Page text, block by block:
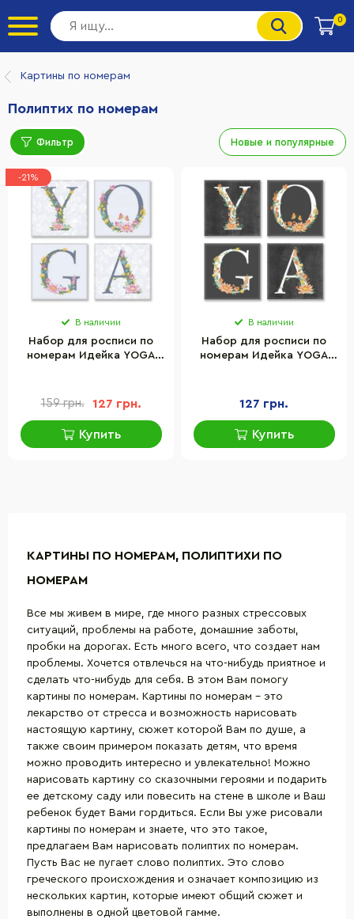
0
Картины по номерам
Полиптих по номерам
Фильтр Новые и популярные
-21%
В наличии
Набор для росписи по
номерам Идейка YOGA
159 грн. 127 грн.
Купить
В наличии
Набор для росписи по
номерам Идейка YOGA
127 грн.
Купить
КАРТИНЫ ПО НОМЕРАМ, ПОЛИПТИХИ ПО
НОМЕРАМ
Все мы живем в мире, где много разных стрессовых
ситуаций, проблемы на работе, домашние заботы,
пробки на дорогах. Есть много всего, что создает нам
проблемы. Хочется отвлечься на что-нибудь приятное и
сделать что-нибудь для себя. В этом Вам помогу
картины по номерам. Картины по номерам – это
лекарство от стресса и возможность нарисовать
настоящую картину, сюжет которой Вам по душе, а
также своим примером показать детям, что время
можно проводить интересно и увлекательно! Можно
нарисовать картину со сказочными героями и подарить
ее детскому саду или повесить на стене в школе и Ваш
ребенок будет Вами гордиться. Если Вы уже рисовали
картины по номерам и знаете, что это такое,
предлагаем Вам нарисовать полиптих по номерам.
Пусть Вас не пугает слово полиптих. Это слово
греческого происхождения и означает композицию из
нескольких картин, которые имеют общий сюжет и
выполнены в одной цветовой гамме.